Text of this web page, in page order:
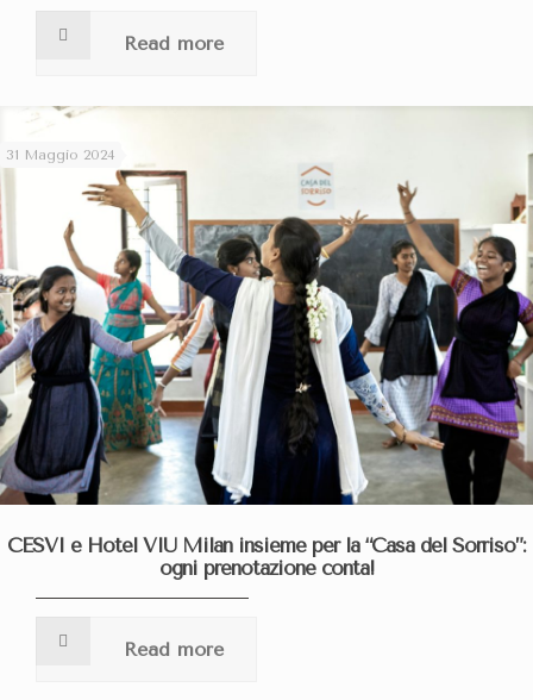
Read more
31 Maggio 2024
CESVI e Hotel VIU Milan insieme per la “Casa del Sorriso”:
ogni prenotazione conta!
Read more